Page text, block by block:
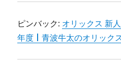
ピンバック: オリックス 新
年度 | 青波牛太のオリック